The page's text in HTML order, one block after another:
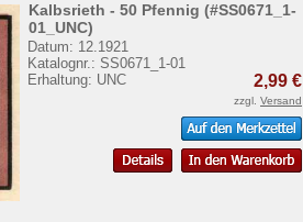
Kalbsrieth - 50 Pfennig (#SS0671_1-
01_UNC)
Datum: 12.1921
Katalognr.: SS0671_1-01
Erhaltung: UNC
2,99 €
zzgl. Versand